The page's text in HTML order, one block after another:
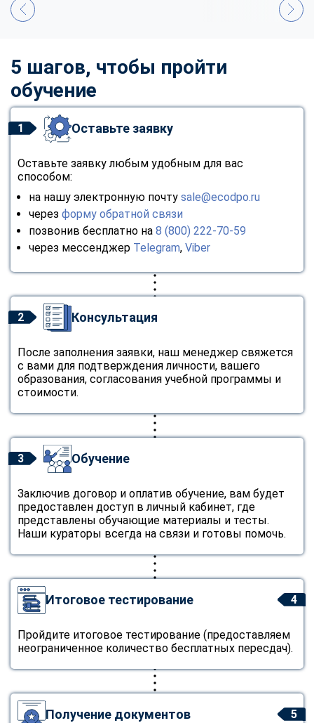
5 шагов, чтобы пройти
обучение
1 Оставьте заявку
Оставьте заявку любым удобным для вас
способом:
на нашу электронную почту sale@ecodpo.ru
через форму обратной связи
позвонив бесплатно на 8 (800) 222-70-59
через мессенджер Telegram, Viber
2 Консультация
После заполнения заявки, наш менеджер свяжется
с вами для подтверждения личности, вашего
образования, согласования учебной программы и
стоимости.
3 Обучение
Заключив договор и оплатив обучение, вам будет
предоставлен доступ в личный кабинет, где
представлены обучающие материалы и тесты.
Наши кураторы всегда на связи и готовы помочь.
4
Итоговое тестирование
Пройдите итоговое тестирование (предоставляем
неограниченное количество бесплатных пересдач).
5
Получение документов